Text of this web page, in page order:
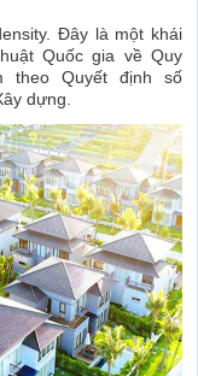
Đây là một khái
Quốc gia về Quy
theo Quyết định số
dựng.